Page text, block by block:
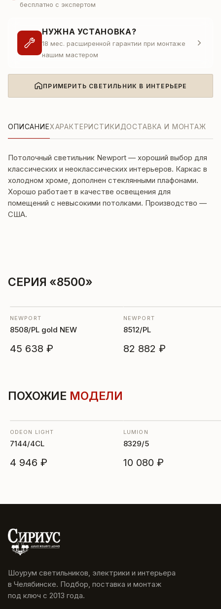
бесплатно с экспертом
НУЖНА УСТАНОВКА?
18 мес. расширенной гарантии при монтаже
нашим мастером
ПРИМЕРИТЬ СВЕТИЛЬНИК В ИНТЕРЬЕРЕ
ОПИСАНИЕХАРАКТЕРИСТИКИДОСТАВКА И МОНТАЖ
Потолочный светильник Newport — хороший выбор для
классических и неоклассических интерьеров. Каркас в
холодном хроме, дополнен стеклянными плафонами.
Хорошо работает в качестве освещения для
помещений с невысокими потолками. Производство —
США.
СЕРИЯ «8500»
NEWPORT
8508/PL gold NEW
45 638 ₽
NEWPORT
8512/PL
82 882 ₽
ПОХОЖИЕ МОДЕЛИ
ODEON LIGHT
7144/4CL
4 946 ₽
LUMION
8329/5
10 080 ₽
Шоурум светильников, электрики и интерьера
в Челябинске. Подбор, поставка и монтаж
под ключ с 2013 года.